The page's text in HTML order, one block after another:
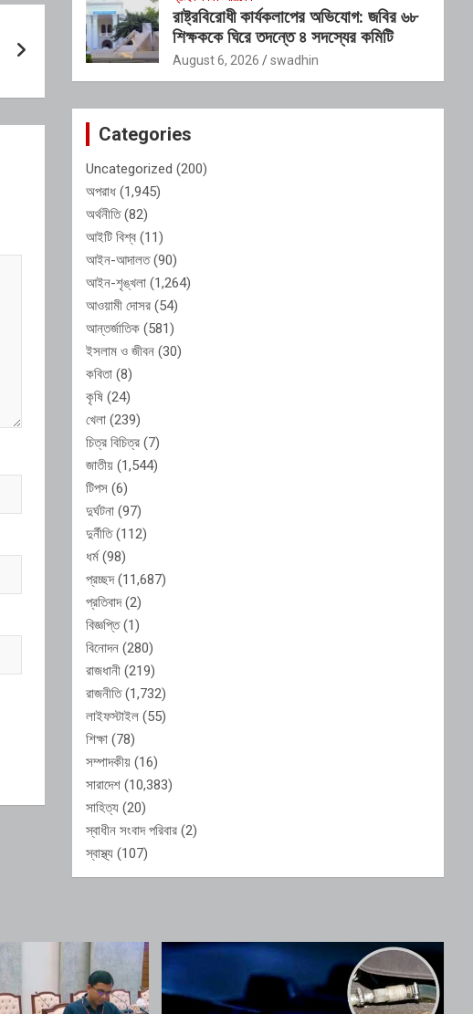
রাষ্ট্রবিরোধী কার্যকলাপের অভিযোগ: জবির ৬৮
শিক্ষককে ঘিরে তদন্তে ৪ সদস্যের কমিটি
August 6, 2026 swadhin
Categories
Uncategorized (200)
অপরাধ (1,945)
অর্থনীতি(82)
আইটি বিশ্ব (11)
আইন-আদালত(90)
আইন-শৃঙ্খলা (1,264)
আওয়ামী দোসর (54)
আন্তর্জাতিক (581)
ইসলাম ও জীবন (30)
কবিতা (8)
কৃষি (24)
খেলা (239)
চিত্র বিচিত্র (7)
জাতীয় (1,544)
টিপস (6)
দুর্ঘটনা (97)
দুর্নীতি(112)
ধর্ম(98)
প্রচ্ছদ(11,687)
প্রতিবাদ(2)
বিজ্ঞপ্তি(1)
বিনোদন (280)
রাজধানী (219)
রাজনীতি(1,732)
লাইফস্টাইল (55)
শিক্ষা (78)
সম্পাদকীয় (16)
সারাদেশ (10,383)
সাহিত্য (20)
স্বাধীন সংবাদ পরিবার (2)
স্বাস্থ্য (107)